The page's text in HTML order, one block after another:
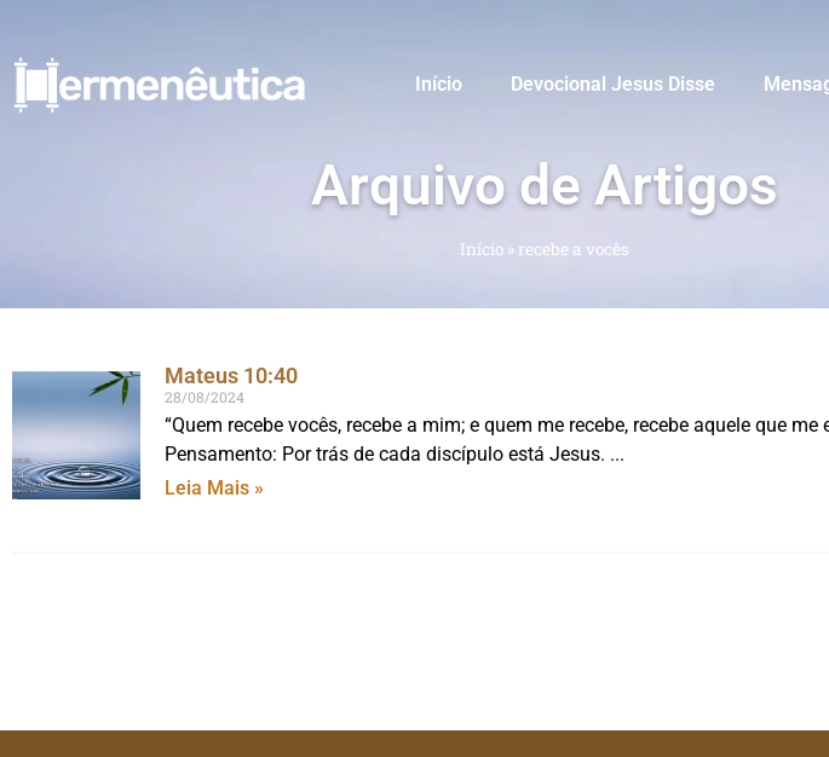
Início Devocional Jesus Disse
Arquivo de Artigos
Início » recebe a vocês
Mateus 10:40
28/08/2024
“Quem recebe vocês, recebe a mim; e quem me recebe, recebe aquele que me
Pensamento: Por trás de cada discípulo está Jesus.
Leia Mais »